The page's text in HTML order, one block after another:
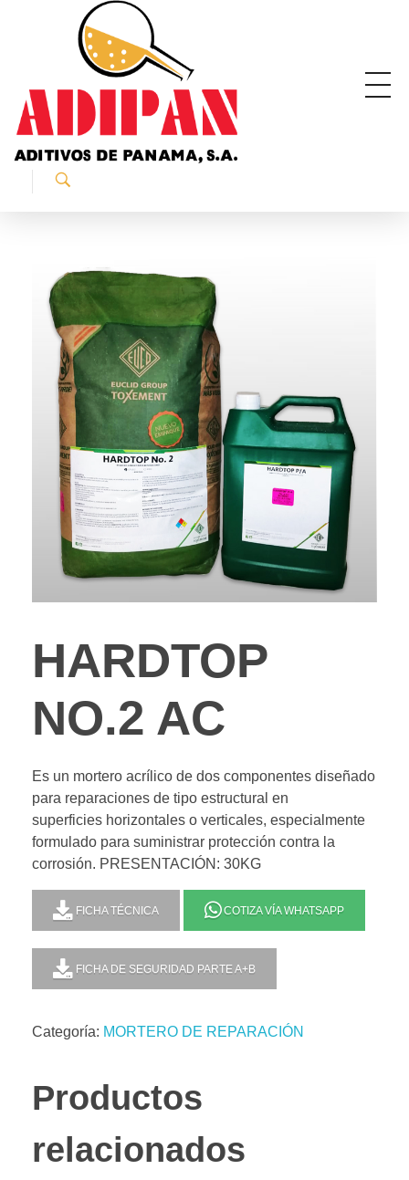
ADIPAN - Aditivos de Panamá S.A.
Productos especializados para la construcción.
HARDTOP
NO.2 AC
Es un mortero acrílico de dos componentes diseñado
para reparaciones de tipo estructural en
superficies horizontales o verticales, especialmente
formulado para suministrar protección contra la
corrosión. PRESENTACIÓN: 30KG
FICHA TÉCNICA COTIZA VÍA WHATSAPP
FICHA DE SEGURIDAD PARTE A+B
Categoría: MORTERO DE REPARACIÓN
Productos
relacionados